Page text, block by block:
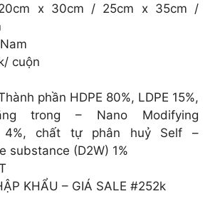
x 30cm / 25cm x 35cm /
cuộn
phần HDPE 80%, LDPE 15%,
trong – Nano Modifying
4%, chất tự phân huỷ Self –
substance (D2W) 1%
KHẨU – GIÁ SALE #252k